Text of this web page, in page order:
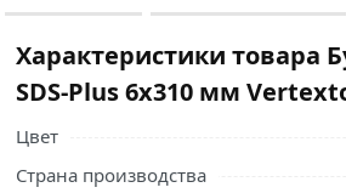
Характеристики товара
SDS-Plus 6х310 мм
Цвет
Страна производства